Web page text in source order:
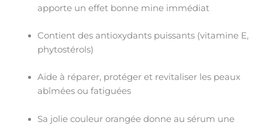
apporte un effet bonne mine immédiat
Contient des antioxydants puissants (vitamine E,
phytostérols)
Aide à réparer, protéger et revitaliserles peaux
abîmées ou fatiguées
Sa jolie couleur orangéedonne au sérum une